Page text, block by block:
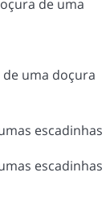
de uma
de uma doçura
escadinhas
escadinhas